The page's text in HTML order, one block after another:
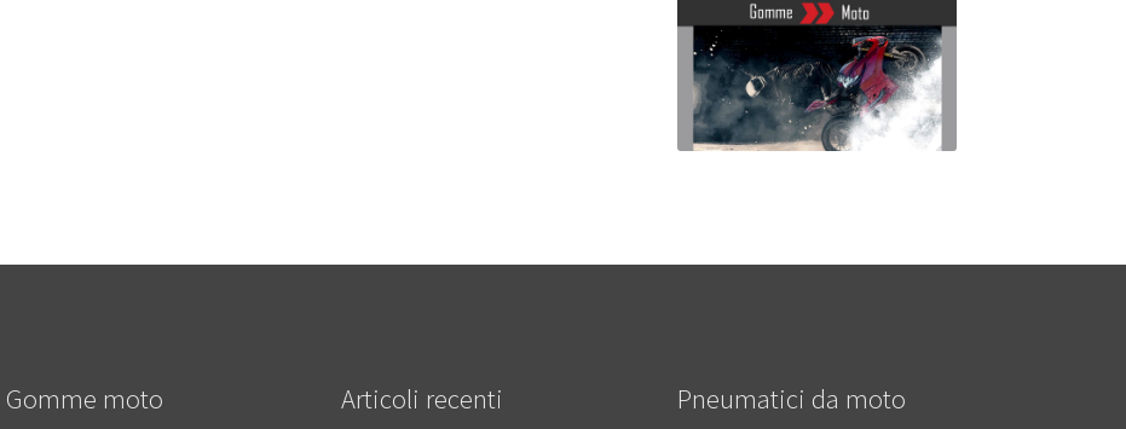
Gomme moto Articoli recenti Pneumatici da moto